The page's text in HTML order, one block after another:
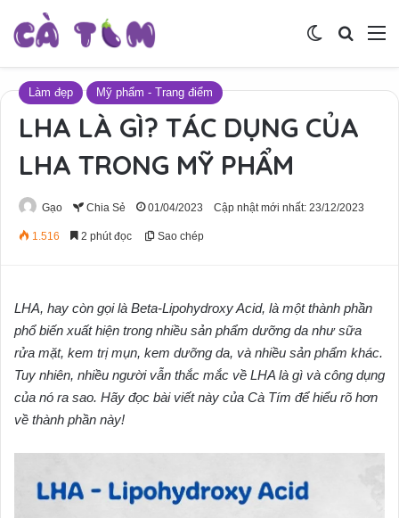
Tìm
Switch skin
Làm đẹp Mỹ phẩm - Trang điểm
LHA LÀ GÌ? TÁC DỤNG CỦA
LHA TRONG MỸ PHẨM
Gạo Chia Sẻ 01/04/2023 Cập nhật mới nhất: 23/12/2023
1.516 2 phút đọc Sao chép
LHA, hay còn gọi là Beta-Lipohydroxy Acid, là một thành phần
phổ biến xuất hiện trong nhiều sản phẩm dưỡng da như sữa
rửa mặt, kem trị mụn, kem dưỡng da, và nhiều sản phẩm khác.
Tuy nhiên, nhiều người vẫn thắc mắc về LHA là gì và công dụng
của nó ra sao. Hãy đọc bài viết này của Cà Tím để hiểu rõ hơn
về thành phần này!